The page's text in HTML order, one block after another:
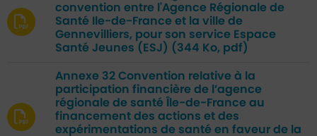
convention entre l'Agence Régionale de
Santé Ile-de-France et la ville de
Gennevilliers, pour son service Espace
Santé Jeunes (ESJ) (344 Ko, pdf)
Annexe 32 Convention relative à la
participation financière de l’agence
régionale de santé Île-de-France au
financement des actions et des
expérimentations de santé en faveur de la